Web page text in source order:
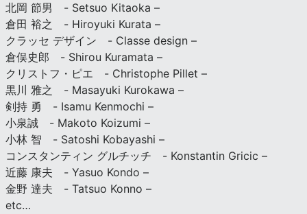
北岡 節男 - Setsuo Kitaoka –
倉田 裕之 - Hiroyuki Kurata –
クラッセ デザイン - Classe design –
倉俣史郎 - Shirou Kuramata –
クリストフ・ピエ - Christophe Pillet –
黒川 雅之 - Masayuki Kurokawa –
剣持 勇 - Isamu Kenmochi –
小泉誠 - Makoto Koizumi –
小林 智 - Satoshi Kobayashi –
コンスタンティン グルチッチ - Konstantin Gricic –
近藤 康夫 - Yasuo Kondo –
金野 達夫 - Tatsuo Konno –
etc…